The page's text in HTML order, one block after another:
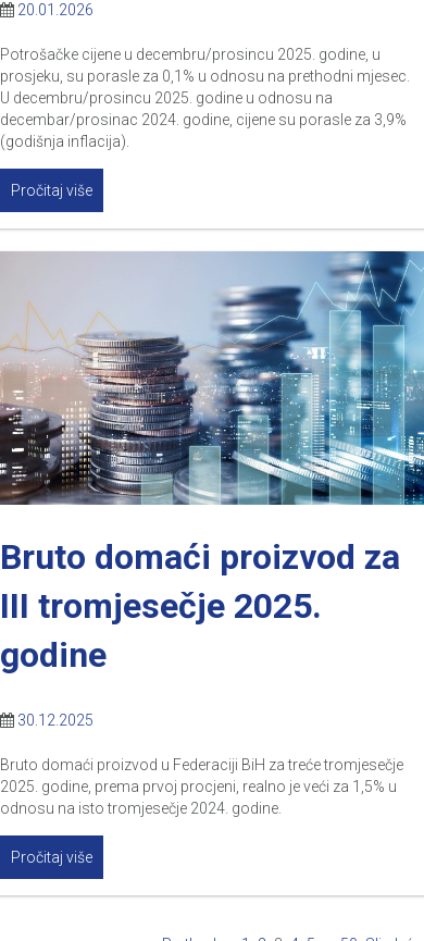
20.01.2026
Potrošačke cijene u decembru/prosincu 2025. godine, u
prosjeku, su porasle za 0,1% u odnosu na prethodni mjesec.
U decembru/prosincu 2025. godine u odnosu na
decembar/prosinac 2024. godine, cijene su porasle za 3,9%
(godišnja inflacija).
Pročitaj više
Bruto domaći proizvod za
III tromjesečje 2025.
godine
30.12.2025
Bruto domaći proizvod u Federaciji BiH za treće tromjesečje
2025. godine, prema prvoj procjeni, realno je veći za 1,5% u
odnosu na isto tromjesečje 2024. godine.
Pročitaj više